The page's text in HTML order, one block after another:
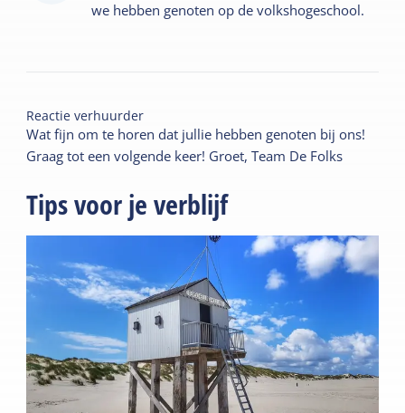
we hebben genoten op de volkshogeschool.
Reactie verhuurder
Wat fijn om te horen dat jullie hebben genoten bij ons!
Graag tot een volgende keer! Groet, Team De Folks
Tips voor je verblijf